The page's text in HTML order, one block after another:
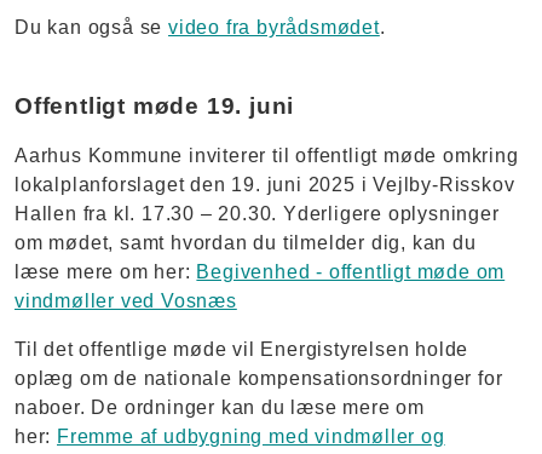
Du kan også sevideo fra byrådsmødet.
Offentligt møde 19. juni
Aarhus Kommune inviterer til offentligt møde omkring
lokalplanforslaget den 19. juni 2025 i Vejlby-Risskov
Hallen fra kl. 17.30 – 20.30. Yderligere oplysninger
om mødet, samt hvordan du tilmelder dig, kan du
læse mere om her: Begivenhed - offentligt møde om
vindmøller ved Vosnæs
Til det offentlige møde vil Energistyrelsen holde
oplæg om de nationale kompensationsordninger for
naboer. De ordninger kan du læse mere om
her: Fremme af udbygning med vindmøller og